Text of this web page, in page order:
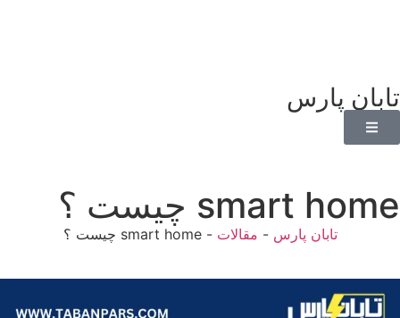
تابان پارس
smart home چیست ؟
تابان پارس - مقالات -smart home چیست ؟